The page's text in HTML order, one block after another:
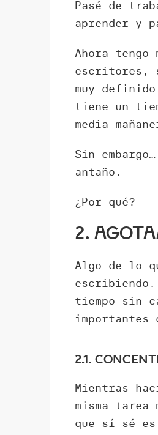
Pasé de
aprender y
Ahora
escritores,
muy
tiene un
media
Sin
antaño.
¿Por qué?
2.
Algo de lo
escribiendo.
tiempo sin
importantes
2.1.
Mientras
misma
que sí sé